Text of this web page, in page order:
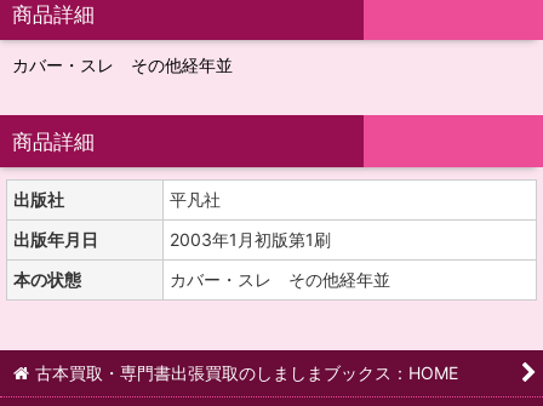
商品詳細
カバー・スレ その他経年並
商品詳細
出版社
平凡社
出版年月日
2003年1月初版第1刷
本の状態
カバー・スレ その他経年並
古本買取・専門書出張買取のしましまブックス：HOME